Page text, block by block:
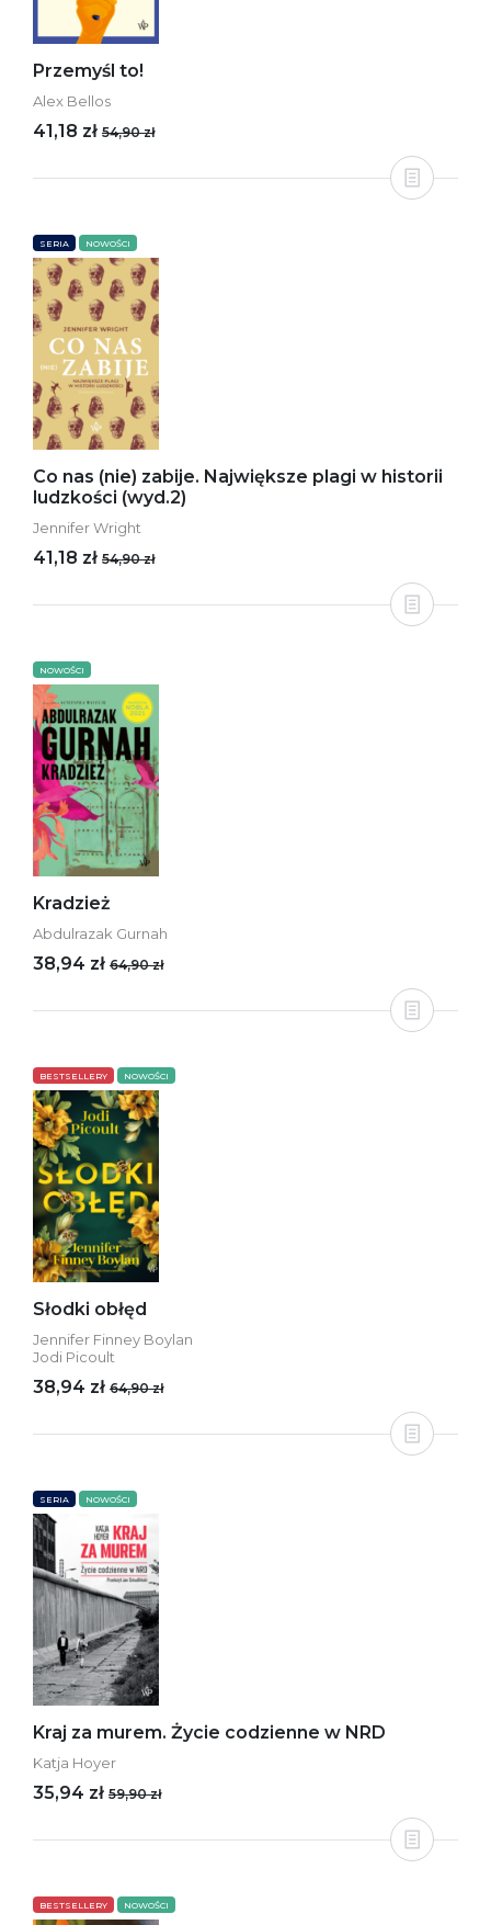
Przemyśl to!
Alex Bellos
41,18 zł 54,90 zł
SERIA NOWOŚCI
Co nas (nie) zabije. Największe plagi w historii
ludzkości (wyd.2)
Jennifer Wright
41,18 zł 54,90 zł
NOWOŚCI
Kradzież
Abdulrazak Gurnah
38,94 zł 64,90 zł
BESTSELLERY NOWOŚCI
Słodki obłęd
Jennifer Finney Boylan
Jodi Picoult
38,94 zł 64,90 zł
SERIA NOWOŚCI
Kraj za murem. Życie codzienne w NRD
Katja Hoyer
35,94 zł 59,90 zł
BESTSELLERY NOWOŚCI